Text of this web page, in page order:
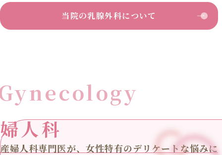
当院の乳腺外科について
婦人科
産婦人科専門医が、女性特有のデリケートな悩みに